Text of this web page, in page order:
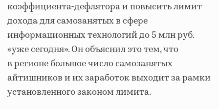
коэффициента-дефлятора и повысить лимит
дохода для самозанятых в сфере
информационных технологий до 5 млн руб.
«уже сегодня». Он объяснил это тем, что
в регионе большое число самозанятых
айтишников и их заработок выходит за рамки
установленного законом лимита.